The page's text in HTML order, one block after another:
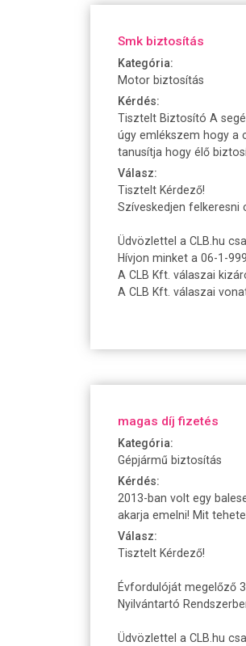
Smk biztosítás
Kategória:
Motor biztosítás
Kérdés:
Tisztelt Biztosító A
úgy emlékszem hogy a
tanusítja hogy élő
Válasz:
Tisztelt Kérdező!
Szíveskedjen felkeresni
Üdvözlettel a CLB.hu
Hívjon minket a 06-1-
A CLB Kft. válaszai
A CLB Kft. válaszai
magas díj fizetés
Kategória:
Gépjármű biztosítás
Kérdés:
2013-ban volt egy
akarja emelni! Mit
Válasz:
Tisztelt Kérdező!
Évfordulóját megelőző
Nyilvántartó
Üdvözlettel a CLB.hu